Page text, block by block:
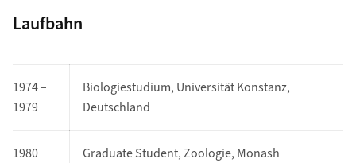
Laufbahn
1974 –
1979
Biologiestudium, Universität Konstanz,
Deutschland
1980
Graduate Student, Zoologie, Monash